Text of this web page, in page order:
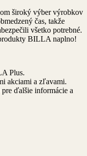
široký výber výrobkov
čas, takže
všetko potrebné.
BILLA naplno!
Plus.
akciami a zľavami.
ďalšie informácie a